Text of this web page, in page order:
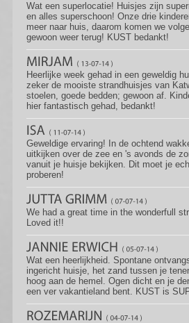
Wat een superlocatie! Huisjes zijn
en alles superschoon! Onze drie
meer naar huis, daarom komen we
gewoon weer terug! KUST bedankt!
Heerlijke week gehad in een geweldig
zeker de mooiste strandhuisjes van
stoelen, goede bedden; gewoon af.
hier fantastisch gehad, bedankt!
Geweldige ervaring! In de ochtend
uitkijken over de zee en 's avonds de
vanuit je huisje bekijken. Dit moet je
proberen!
We had a great time in the wonderfull
Loved it!!
Wat een heerlijkheid. Spontane
ingericht huisje, het zand tussen je
hoog aan de hemel. Ogen dicht en je
een ver vakantieland bent. KUST is